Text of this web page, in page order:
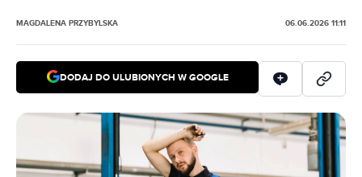
MAGDALENA PRZYBYLSKA 06.06.2026 11:11
DODAJ DO ULUBIONYCH W GOOGLE